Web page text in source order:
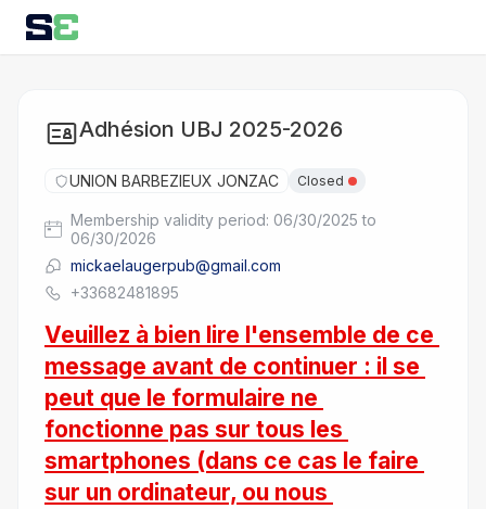
Adhésion UBJ 2025-2026
UNION BARBEZIEUX JONZAC Closed
Membership validity period: 06/30/2025 to
06/30/2026
mickaelaugerpub@gmail.com
+33682481895
Veuillez à bien lire l'ensemble de ce
message avant de continuer : il se
peut que le formulaire ne
fonctionne pas sur tous les
smartphones (dans ce cas le faire
sur un ordinateur, ou nous